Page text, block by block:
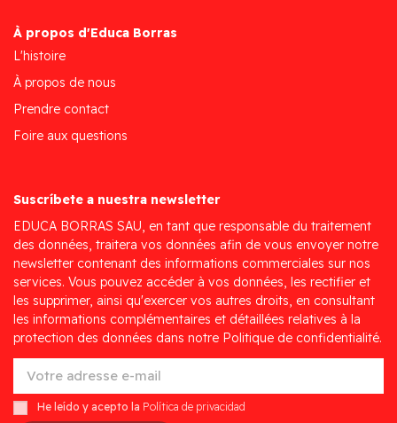
À propos d'Educa Borras
L'histoire
À propos de nous
Prendre contact
Foire aux questions
Suscríbete a nuestra newsletter
EDUCA BORRAS SAU, en tant que responsable du traitement
des données, traitera vos données afin de vous envoyer notre
newsletter contenant des informations commerciales sur nos
services. Vous pouvez accéder à vos données, les rectifier et
les supprimer, ainsi qu'exercer vos autres droits, en consultant
les informations complémentaires et détaillées relatives à la
protection des données dans notre Politique de confidentialité.
He leído y acepto la Política de privacidad